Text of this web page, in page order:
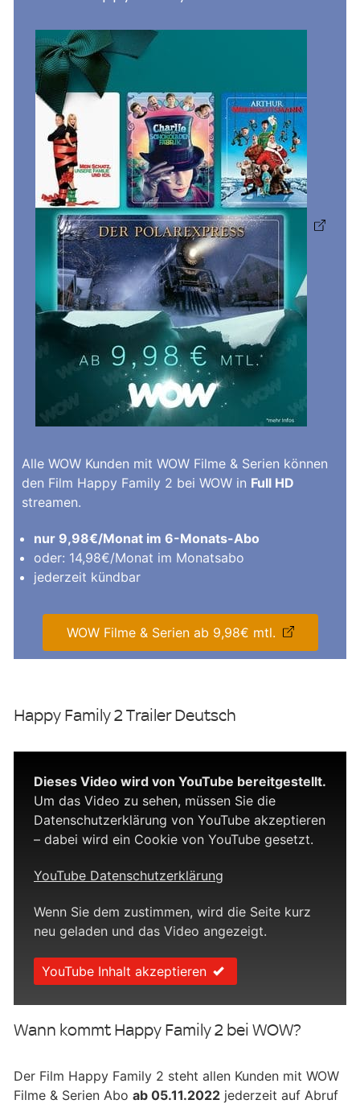
Alle WOW Kunden mit WOW Filme & Serien können
den Film Happy Family 2 bei WOW in Full HD
streamen.
nur 9,98€/Monat im 6-Monats-Abo
oder: 14,98€/Monat im Monatsabo
jederzeit kündbar
WOW Filme & Serien ab 9,98€ mtl.
Happy Family 2 Trailer Deutsch
Dieses Video wird von YouTube bereitgestellt.
Um das Video zu sehen, müssen Sie die
Datenschutzerklärung von YouTube akzeptieren
– dabei wird ein Cookie von YouTube gesetzt.
YouTube Datenschutzerklärung
Wenn Sie dem zustimmen, wird die Seite kurz
neu geladen und das Video angezeigt.
YouTube Inhalt akzeptieren
Wann kommt Happy Family 2 bei WOW?
Der Film Happy Family 2 steht allen Kunden mit WOW
Filme & Serien Abo ab 05.11.2022 jederzeit auf Abruf